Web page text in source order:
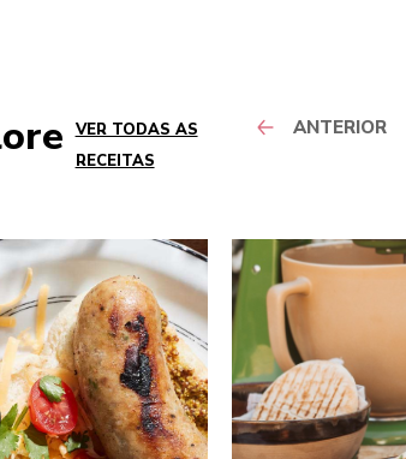
VER TODAS AS
RECEITAS
ANTERIOR